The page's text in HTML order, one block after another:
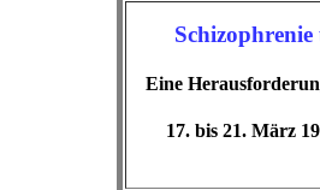
Eine
17. bis 21. März